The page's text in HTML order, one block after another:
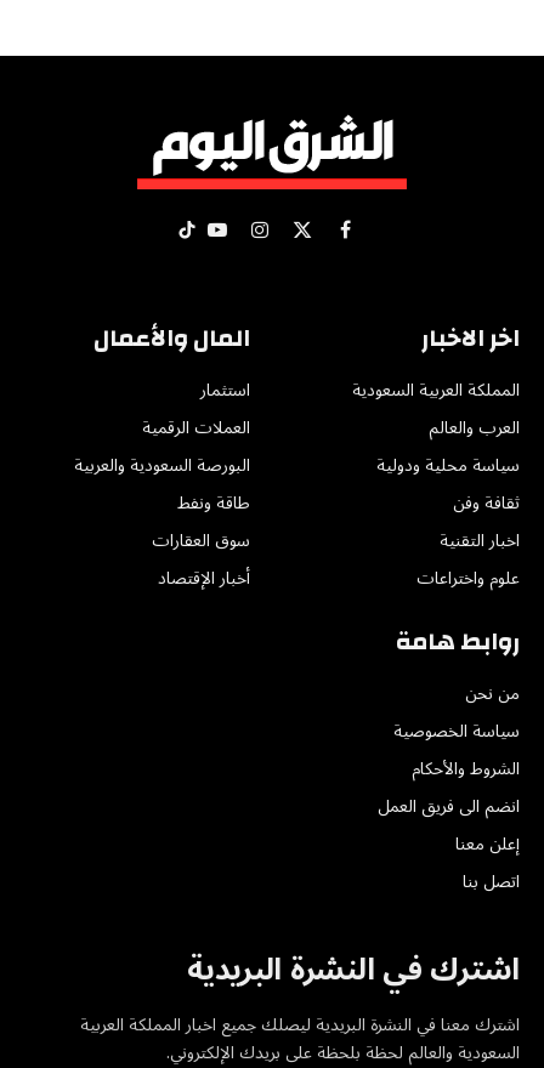
فيسبوك
X الانستغراميوتيوبتيكتوك
اخر الاخبار
المملكة العربية السعودية
العرب والعالم
سياسة محلية ودولية
ثقافة وفن
اخبار التقنية
علوم واختراعات
المال والأعمال
استثمار
العملات الرقمية
البورصة السعودية والعربية
طاقة ونفط
سوق العقارات
أخبار الإقتصاد
روابط هامة
من نحن
سياسة الخصوصية
الشروط والأحكام
انضم الى فريق العمل
إعلن معنا
اتصل بنا
اشترك في النشرة البريدية
اشترك معنا في النشرة البريدية ليصلك جميع اخبار المملكة العربية
السعودية والعالم لحظة بلحظة على بريدك الإلكتروني.